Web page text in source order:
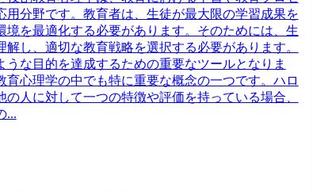
用分野です。教育者は、生徒が最大限の学習成果を
境を最適化する必要があります。そのためには、生
し、適切な教育戦略を選択する必要があります。
うな目的を達成するための重要なツールとなりま
育心理学の中でも特に重要な概念の一つです。ハロ
の人に対して一つの特徴や評価を持っている場合、
...